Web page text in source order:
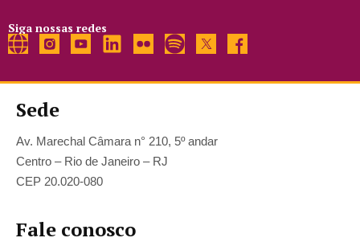
Siga nossas redes
Sede
Av. Marechal Câmara n° 210, 5º andar
Centro – Rio de Janeiro – RJ
CEP 20.020-080
Fale conosco